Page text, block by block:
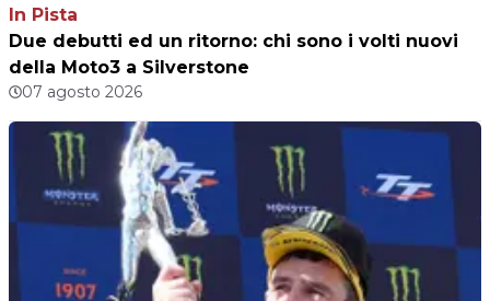
In Pista
Due debutti ed un ritorno: chi sono i volti nuovi
della Moto3 a Silverstone
07 agosto 2026